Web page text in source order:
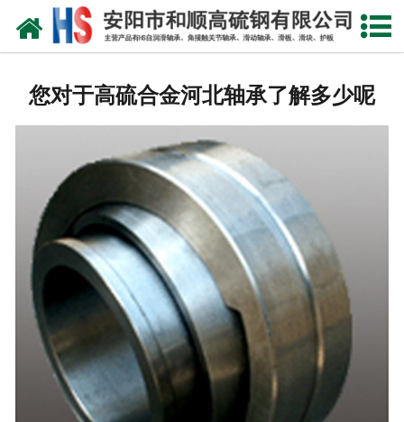
网站首页
新闻中心
产品性能
技术参数
业绩证明
联系我们
您对于高硫合金河北轴承了解多少呢